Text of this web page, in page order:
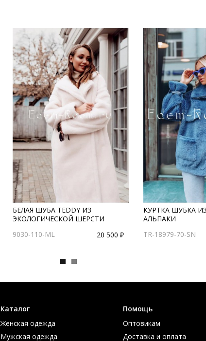
БЕЛАЯ ШУБА TEDDY ИЗ
ЭКОЛОГИЧЕСКОЙ ШЕРСТИ
9030-110-ML
20 500 ₽
КУРТКА ШУБКА
АЛЬПАКИ
TR-18979-70-SN
Каталог
Женская одежда
Мужская одежда
Помощь
Оптовикам
Доставка и оплата